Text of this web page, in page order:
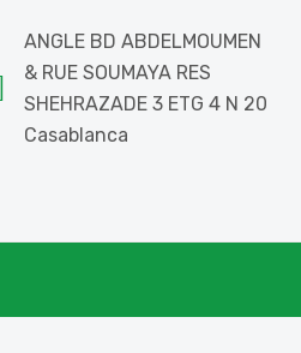
ANGLE BD ABDELMOUMEN
& RUE SOUMAYA RES
SHEHRAZADE 3 ETG 4 N 20
Casablanca